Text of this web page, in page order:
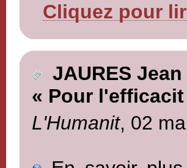
Cliquez pour
JAURES Jean
« Pour l'efficacit
L'Humanit, 02